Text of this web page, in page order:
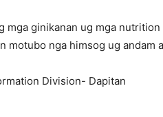
mga ginikanan ug mga
motubo nga himsog ug andam
Division- Dapitan